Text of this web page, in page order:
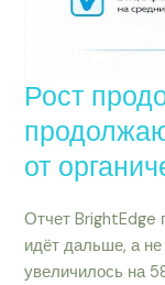
Рост
от
Отчет BrightEdge
идёт дальше, а не
увеличилось на